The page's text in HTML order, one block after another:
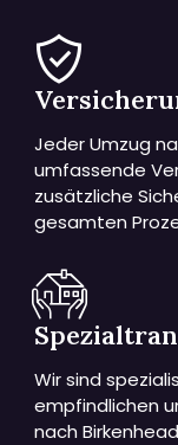
Jeder Umzug
umfassende
zusätzliche
gesamten
Wir sind
empfindlichen
nach